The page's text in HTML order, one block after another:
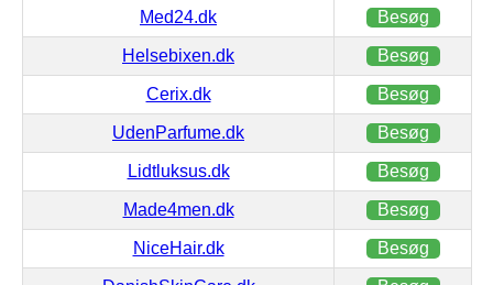
Med24.dk Besøg
Helsebixen.dk Besøg
Cerix.dk Besøg
UdenParfume.dk Besøg
Lidtluksus.dk Besøg
Made4men.dk Besøg
NiceHair.dk Besøg